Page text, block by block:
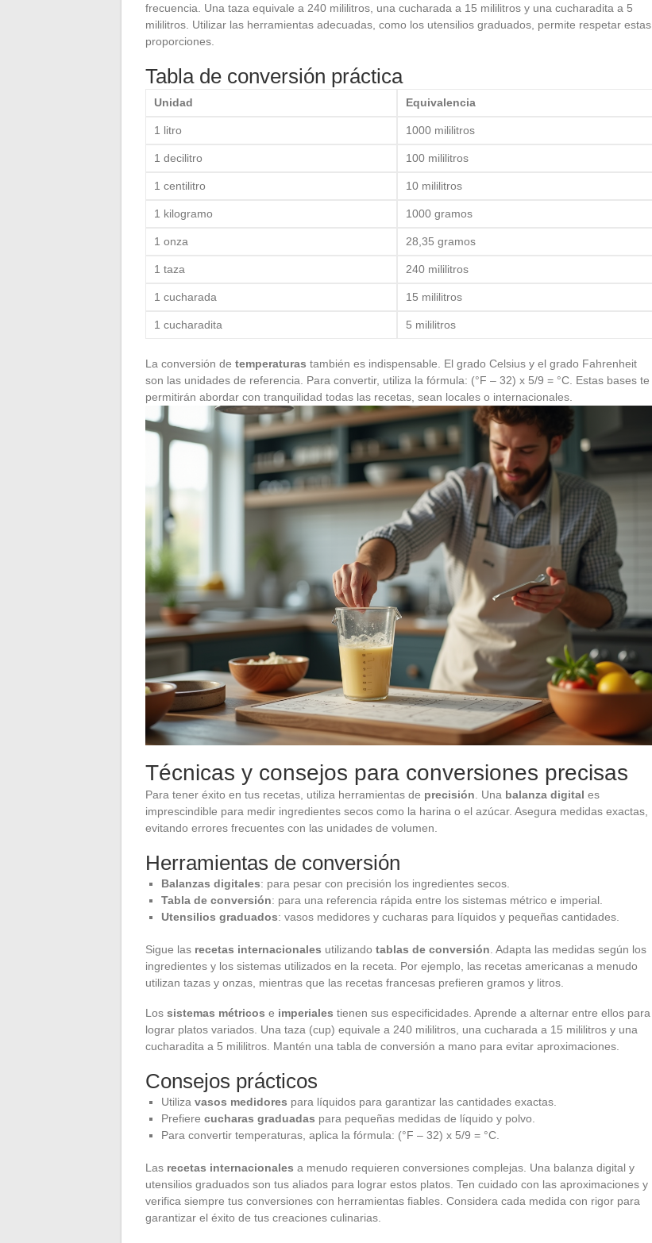
frecuencia. Una taza equivale a 240 mililitros, una cucharada a 15 mililitros y una cucharadita a 5
mililitros. Utilizar las herramientas adecuadas, como los utensilios graduados, permite respetar estas
proporciones.
Tabla de conversión práctica
Unidad Equivalencia
1 litro 1000 mililitros
1 decilitro 100 mililitros
1 centilitro 10 mililitros
1 kilogramo 1000 gramos
1 onza 28,35 gramos
1 taza 240 mililitros
1 cucharada 15 mililitros
1 cucharadita 5 mililitros
La conversión de temperaturas también es indispensable. El grado Celsius y el grado Fahrenheit
son las unidades de referencia. Para convertir, utiliza la fórmula: (°F – 32) x 5/9 = °C. Estas bases te
permitirán abordar con tranquilidad todas las recetas, sean locales o internacionales.
Técnicas y consejos para conversiones precisas
Para tener éxito en tus recetas, utiliza herramientas de precisión . Una balanza digital es
imprescindible para medir ingredientes secos como la harina o el azúcar. Asegura medidas exactas,
evitando errores frecuentes con las unidades de volumen.
Herramientas de conversión
Balanzas digitales: para pesar con precisión los ingredientes secos.
Tabla de conversión: para una referencia rápida entre los sistemas métrico e imperial.
Utensilios graduados: vasos medidores y cucharas para líquidos y pequeñas cantidades.
Sigue las recetas internacionales utilizando tablas de conversión . Adapta las medidas según los
ingredientes y los sistemas utilizados en la receta. Por ejemplo, las recetas americanas a menudo
utilizan tazas y onzas, mientras que las recetas francesas prefieren gramos y litros.
Los sistemas métricos e imperiales tienen sus especificidades. Aprende a alternar entre ellos para
lograr platos variados. Una taza (cup) equivale a 240 mililitros, una cucharada a 15 mililitros y una
cucharadita a 5 mililitros. Mantén una tabla de conversión a mano para evitar aproximaciones.
Consejos prácticos
Utiliza vasos medidores para líquidos para garantizar las cantidades exactas.
Prefiere cucharas graduadas para pequeñas medidas de líquido y polvo.
Para convertir temperaturas, aplica la fórmula: (°F – 32) x 5/9 = °C.
Las recetas internacionales a menudo requieren conversiones complejas. Una balanza digital y
utensilios graduados son tus aliados para lograr estos platos. Ten cuidado con las aproximaciones y
verifica siempre tus conversiones con herramientas fiables. Considera cada medida con rigor para
garantizar el éxito de tus creaciones culinarias.